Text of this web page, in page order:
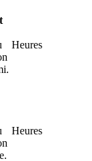
Heures
Heures